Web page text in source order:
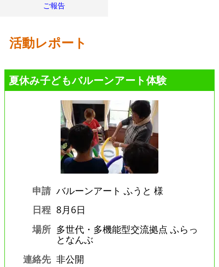
ご報告
活動レポート
夏休み子どもバルーンアート体験
申請 バルーンアート ふうと 様
日程 8月6日
場所 多世代・多機能型交流拠点 ふらっ
となんぶ
連絡先 非公開